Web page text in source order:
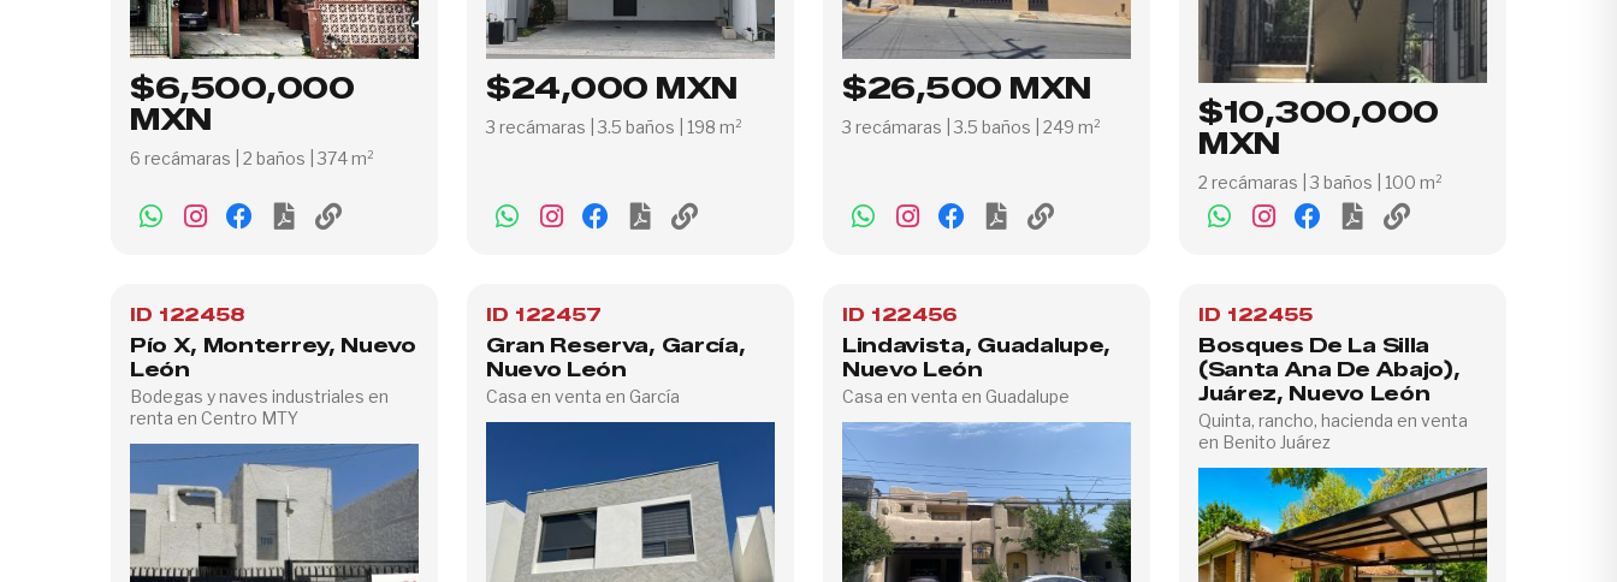
$6,500,000
MXN
6 recámaras | 2 baños | 374 m²
$24,000 MXN
3 recámaras | 3.5 baños | 198 m²
$26,500 MXN
3 recámaras | 3.5 baños | 249 m²
$10,300,000
MXN
2 recámaras | 3 baños | 100 m²
ID 122458
Pío X, Monterrey, Nuevo
León
Bodegas y naves industriales en
renta en Centro MTY
ID 122457
Gran Reserva, García,
Nuevo León
Casa en venta en García
ID 122456
Lindavista, Guadalupe,
Nuevo León
Casa en venta en Guadalupe
ID 122455
Bosques De La Silla
(Santa Ana De Abajo),
Juárez, Nuevo León
Quinta, rancho, hacienda en venta
en Benito Juárez